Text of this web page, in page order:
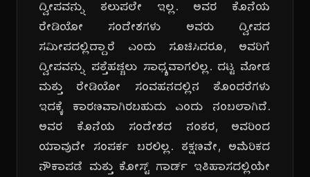
ದ್ವೀಪವನ್ನು ತಲುಪಲೇ ಇಲ್ಲ. ಅವರ ಕೊನೆಯ
ರೇಡಿಯೋ ಸಂದೇಶಗಳು ಅವರು ದ್ವೀಪದ
ಸಮೀಪದಲ್ಲಿದ್ದಾರೆ ಎಂದು ಸೂಚಿಸಿದರೂ, ಅವರಿಗೆ
ದ್ವೀಪವನ್ನು ಪತ್ತೆಹಚ್ಚಲು ಸಾಧ್ಯವಾಗಲಿಲ್ಲ. ದಟ್ಟ ಮೋಡ
ಮತ್ತು ರೇಡಿಯೋ ಸಂವಹನದಲ್ಲಿನ ತೊಂದರೆಗಳು
ಇದಕ್ಕೆ ಕಾರಣವಾಗಿರಬಹುದು ಎಂದು ನಂಬಲಾಗಿದೆ.
ಅವರ ಕೊನೆಯ ಸಂದೇಶದ ನಂತರ, ಅವರಿಂದ
ಯಾವುದೇ ಸಂಪರ್ಕ ಬರಲಿಲ್ಲ. ತಕ್ಷಣವೇ, ಅಮೆರಿಕದ
ನೌಕಾಪಡೆ ಮತ್ತು ಕೋಸ್ಟ್ ಗಾರ್ಡ್ ಇತಿಹಾಸದಲ್ಲಿಯೇ